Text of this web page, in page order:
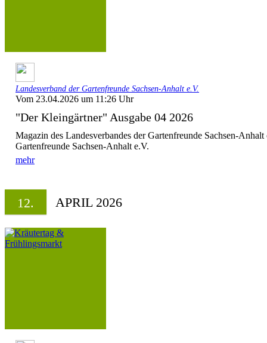
Landesverband der Gartenfreunde Sachsen-Anhalt e.V.
Vom 23.04.2026 um 11:26 Uhr
"Der Kleingärtner" Ausgabe 04 2026
Magazin des Landesverbandes der Gartenfreunde Sachsen-
Gartenfreunde Sachsen-Anhalt e.V.
mehr
12. APRIL 2026